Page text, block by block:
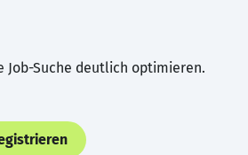
Job-Suche deutlich optimieren.